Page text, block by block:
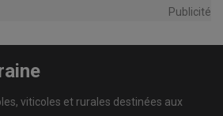
Publicité
viticoles et rurales destinées aux